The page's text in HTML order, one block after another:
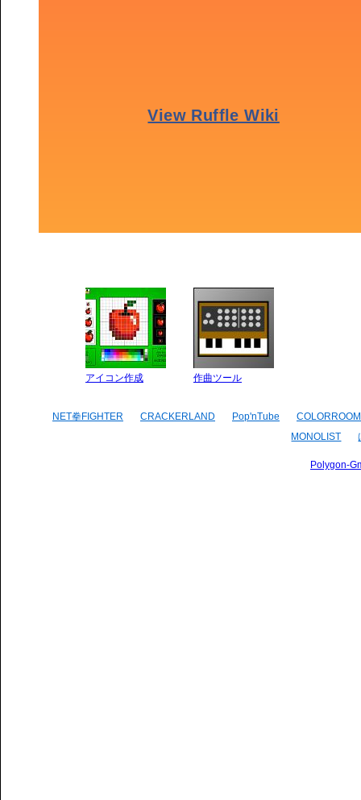
アイコン作成 作曲ツール
NET拳FIGHTER CRACKERLAND Pop'nTube
COLORROOM
MONOLIST
Polygon-